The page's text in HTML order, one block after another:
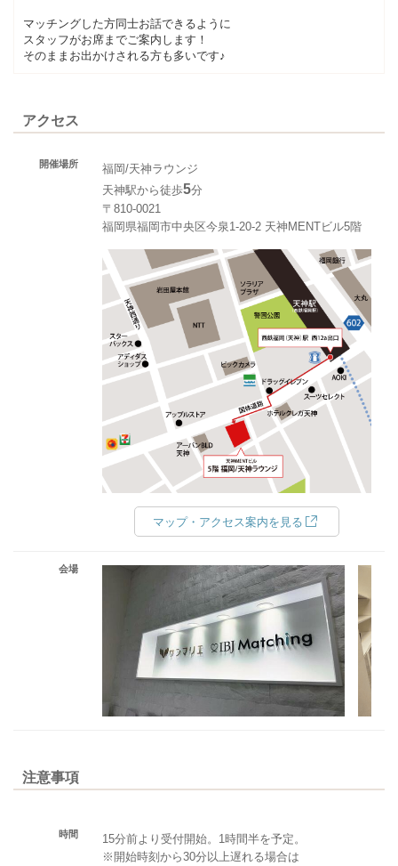
マッチングした方同士お話できるように
スタッフがお席までご案内します！
そのままお出かけされる方も多いです♪
アクセス
開催場所
福岡/天神ラウンジ
天神駅から徒歩5分
〒810-0021
福岡県福岡市中央区今泉1-20-2 天神MENTビル5階
マップ・アクセス案内を見る
会場
注意事項
時間
15分前より受付開始。1時間半を予定。
※開始時刻から30分以上遅れる場合は